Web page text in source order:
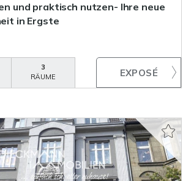
und praktisch nutzen- Ihre neue
in Ergste
3
RÄUME